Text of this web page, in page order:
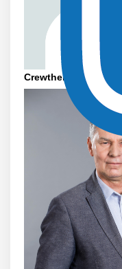
Crewther prof. IS-PIB